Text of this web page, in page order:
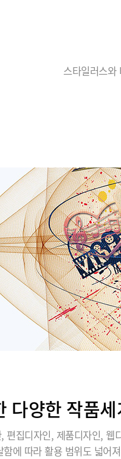
스타일러스와
다양한 작품
편집디자인, 제품디자인, 웹
에 따라 활용 범위도 넓어